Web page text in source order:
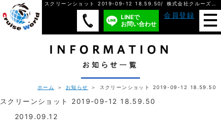
スクリーンショット 2019-09-12 18.59.50/ 株式会社クルーズ・ワールド
LINEで
お問い合わせ
会員登録
ホーム ＞ お知らせ ＞ スクリーンショット 2019-09-12 18.59.50
スクリーンショット 2019-09-12 18.59.50
2019.09.12